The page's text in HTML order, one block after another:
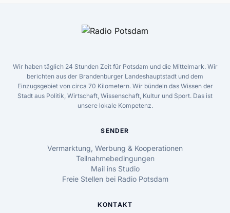
Wir haben täglich 24 Stunden Zeit für Potsdam und die Mittelmark. Wir
berichten aus der Brandenburger Landeshauptstadt und dem
Einzugsgebiet von circa 70 Kilometern. Wir bündeln das Wissen der
Stadt aus Politik, Wirtschaft, Wissenschaft, Kultur und Sport. Das ist
unsere lokale Kompetenz.
SENDER
Vermarktung, Werbung & Kooperationen
Teilnahmebedingungen
Mail ins Studio
Freie Stellen bei Radio Potsdam
KONTAKT